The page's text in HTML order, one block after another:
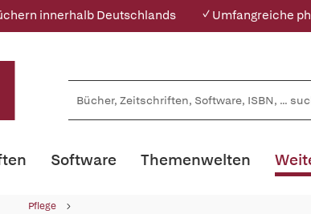
innerhalb Deutschlands ✓ Umfangreiche
Software Themenwelten
Pflege